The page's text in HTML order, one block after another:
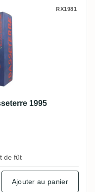
Basseterre 1995
RX1981
1995
de fût
Ajouter au panier